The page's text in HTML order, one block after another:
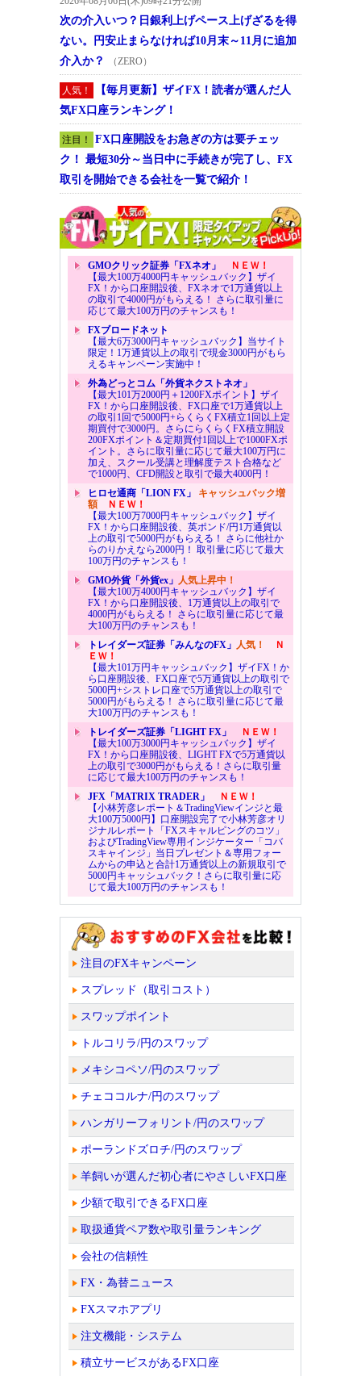
次の介入いつ？日銀利上げペース上げざるを得
ない。円安止まらなければ10月末～11月に追加
介入か？
（ZERO）
人気！
【毎月更新】ザイFX！読者が選んだ人
気FX口座ランキング！
注目！
FX口座開設をお急ぎの方は要チェッ
ク！ 最短30分～当日中に手続きが完了し、FX
取引を開始できる会社を一覧で紹介！
GMOクリック証券「FXネオ」
ＮＥＷ！
【最大100万4000円キャッシュバック】ザイ
FX！から口座開設後、FXネオで1万通貨以上
の取引で4000円がもらえる！ さらに取引量に
応じて最大100万円のチャンスも！
FXブロードネット
【最大6万3000円キャッシュバック】当サイト
限定！1万通貨以上の取引で現金3000円がもら
えるキャンペーン実施中！
外為どっとコム「外貨ネクストネオ」
【最大101万2000円＋1200FXポイント】ザイ
FX！から口座開設後、FX口座で1万通貨以上
の取引1回で5000円+らくらくFX積立1回以上定
期買付で3000円。さらにらくらくFX積立開設
200FXポイント＆定期買付1回以上で1000FXポ
イント。さらに取引量に応じて最大100万円に
加え、スクール受講と理解度テスト合格など
で1000円、CFD開設と取引で最大4000円！
ヒロセ通商「LION FX」 キャッシュバック増
額ＮＥＷ！
【最大100万7000円キャッシュバック】ザイ
FX！から口座開設後、英ポンド/円1万通貨以
上の取引で5000円がもらえる！ さらに他社か
らのりかえなら2000円！ 取引量に応じて最大
100万円のチャンスも！
GMO外貨「外貨ex」 人気上昇中！
【最大100万4000円キャッシュバック】ザイ
FX！から口座開設後、1万通貨以上の取引で
4000円がもらえる！ さらに取引量に応じて最
大100万円のチャンスも！
トレイダーズ証券「みんなのFX」 人気！
Ｎ
ＥＷ！
【最大101万円キャッシュバック】ザイFX！か
ら口座開設後、FX口座で5万通貨以上の取引で
5000円+シストレ口座で5万通貨以上の取引で
5000円がもらえる！ さらに取引量に応じて最
大100万円のチャンスも！
トレイダーズ証券「LIGHT FX」
ＮＥＷ！
【最大100万3000円キャッシュバック】ザイ
FX！から口座開設後、LIGHT FXで5万通貨以
上の取引で3000円がもらえる！さらに取引量
に応じて最大100万円のチャンスも！
JFX「MATRIX TRADER」
ＮＥＷ！
【小林芳彦レポート＆TradingViewインジと最
大100万5000円】口座開設完了で小林芳彦オリ
ジナルレポート「FXスキャルピングのコツ」
およびTradingView専用インジケーター「コバ
スキャインジ」当日プレゼント＆専用フォー
ムからの申込と合計1万通貨以上の新規取引で
5000円キャッシュバック！さらに取引量に応
じて最大100万円のチャンスも！
注目のFXキャンペーン
スプレッド（取引コスト）
スワップポイント
トルコリラ/円のスワップ
メキシコペソ/円のスワップ
チェココルナ/円のスワップ
ハンガリーフォリント/円のスワップ
ポーランドズロチ/円のスワップ
羊飼いが選んだ初心者にやさしいFX口座
少額で取引できるFX口座
取扱通貨ペア数や取引量ランキング
会社の信頼性
FX・為替ニュース
FXスマホアプリ
注文機能・システム
積立サービスがあるFX口座